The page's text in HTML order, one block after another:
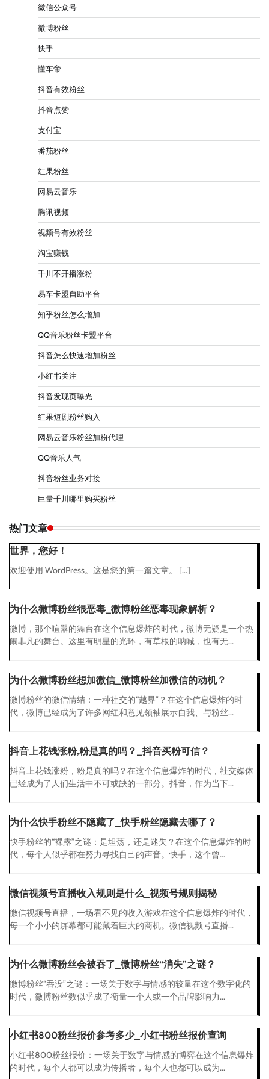
微信公众号
微博粉丝
快手
懂车帝
抖音有效粉丝
抖音点赞
支付宝
番茄粉丝
红果粉丝
网易云音乐
腾讯视频
视频号有效粉丝
淘宝赚钱
千川不开播涨粉
易车卡盟自助平台
知乎粉丝怎么增加
QQ音乐粉丝卡盟平台
抖音怎么快速增加粉丝
小红书关注
抖音发现页曝光
红果短剧粉丝购入
网易云音乐粉丝加粉代理
QQ音乐人气
抖音粉丝业务对接
巨量千川哪里购买粉丝
热门文章
世界，您好！
欢迎使用 WordPress。这是您的第一篇文章。 […]
为什么微博粉丝很恶毒_微博粉丝恶毒现象解析？
微博，那个喧嚣的舞台在这个信息爆炸的时代，微博无疑是一个热
闹非凡的舞台。这里有明星的光环，有草根的呐喊，也有无...
为什么微博粉丝想加微信_微博粉丝加微信的动机？
微博粉丝的微信情结：一种社交的“越界”？在这个信息爆炸的时
代，微博已经成为了许多网红和意见领袖展示自我、与粉丝...
抖音上花钱涨粉,粉是真的吗？_抖音买粉可信？
抖音上花钱涨粉，粉是真的吗？在这个信息爆炸的时代，社交媒体
已经成为了人们生活中不可或缺的一部分。抖音，作为当下...
为什么快手粉丝不隐藏了_快手粉丝隐藏去哪了？
快手粉丝的“裸露”之谜：是坦荡，还是迷失？在这个信息爆炸的时
代，每个人似乎都在努力寻找自己的声音。快手，这个曾...
微信视频号直播收入规则是什么_视频号规则揭秘
微信视频号直播，一场看不见的收入游戏在这个信息爆炸的时代，
每一个小小的屏幕都可能藏着巨大的商机。微信视频号直播...
为什么微博粉丝会被吞了_微博粉丝“消失”之谜？
微博粉丝“吞没”之谜：一场关于数字与情感的较量在这个数字化的
时代，微博粉丝数似乎成了衡量一个人或一个品牌影响力...
小红书800粉丝报价参考多少_小红书粉丝报价查询
小红书800粉丝报价：一场关于数字与情感的博弈在这个信息爆炸
的时代，每个人都可以成为传播者，每个人也都可以成为...